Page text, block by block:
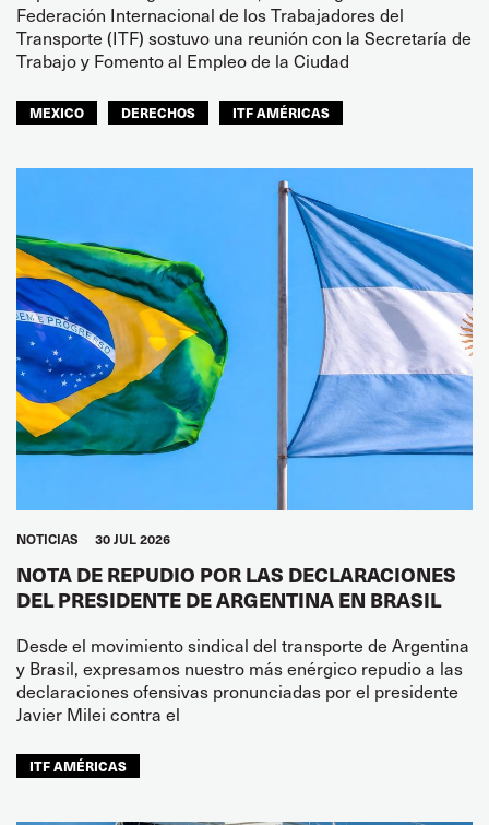
Federación Internacional de los Trabajadores del
Transporte (ITF) sostuvo una reunión con la Secretaría de
Trabajo y Fomento al Empleo de la Ciudad
MEXICO DERECHOS ITF AMÉRICAS
NOTICIAS 30 JUL 2026
NOTA DE REPUDIO POR LAS DECLARACIONES
DEL PRESIDENTE DE ARGENTINA EN BRASIL
Desde el movimiento sindical del transporte de Argentina
y Brasil, expresamos nuestro más enérgico repudio a las
declaraciones ofensivas pronunciadas por el presidente
Javier Milei contra el
ITF AMÉRICAS